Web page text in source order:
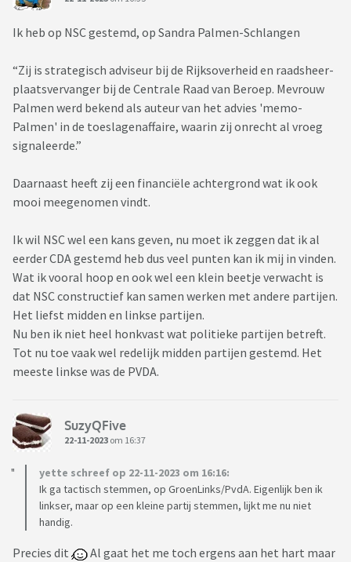
Ik heb op NSC gestemd, op Sandra Palmen-Schlangen
“Zij is strategisch adviseur bij de Rijksoverheid en raadsheer-
plaatsvervanger bij de Centrale Raad van Beroep. Mevrouw
Palmen werd bekend als auteur van het advies 'memo-
Palmen' in de toeslagenaffaire, waarin zij onrecht al vroeg
signaleerde.”
Daarnaast heeft zij een financiële achtergrond wat ik ook
mooi meegenomen vindt.
Ik wil NSC wel een kans geven, nu moet ik zeggen dat ik al
eerder CDA gestemd heb dus veel punten kan ik mij in vinden.
Wat ik vooral hoop en ook wel een klein beetje verwacht is
dat NSC constructief kan samen werken met andere partijen.
Het liefst midden en linkse partijen.
Nu ben ik niet heel honkvast wat politieke partijen betreft.
Tot nu toe vaak wel redelijk midden partijen gestemd. Het
meeste linkse was de PVDA.
SuzyQFive
22-11-2023 om 16:37
yette schreef op 22-11-2023 om 16:16:
Ik ga tactisch stemmen, op GroenLinks/PvdA. Eigenlijk ben ik
linkser, maar op een kleine partij stemmen, lijkt me nu niet
handig.
Precies dit
Al gaat het me toch ergens aan het hart maar